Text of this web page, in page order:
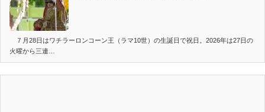
７月28日はワチラーロンコーン王（ラマ10世）の生誕日で祝日。2026年は27日の
火曜から三連…